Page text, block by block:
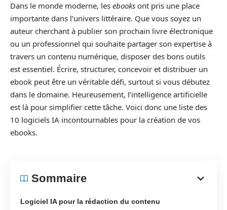
Dans le monde moderne, les ebooks ont pris une place
importante dans l’univers littéraire. Que vous soyez un
auteur cherchant à publier son prochain livre électronique
ou un professionnel qui souhaite partager son expertise à
travers un contenu numérique, disposer des bons outils
est essentiel. Écrire, structurer, concevoir et distribuer un
ebook peut être un véritable défi, surtout si vous débutez
dans le domaine. Heureusement, l’intelligence artificielle
est là pour simplifier cette tâche. Voici donc une liste des
10 logiciels IA incontournables pour la création de vos
ebooks.
Sommaire
Logiciel IA pour la rédaction du contenu